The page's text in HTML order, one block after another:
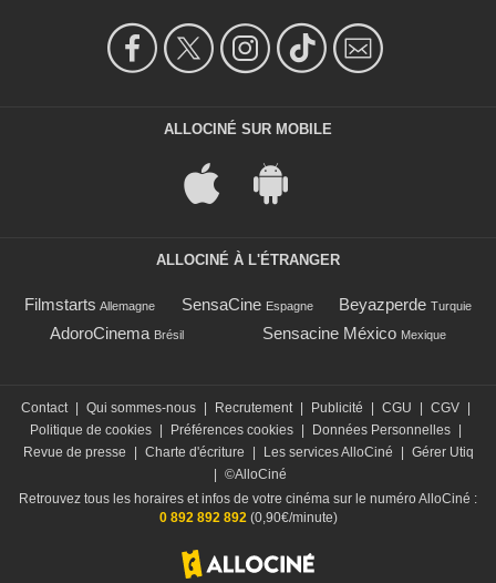
ALLOCINÉ SUR MOBILE
ALLOCINÉ À L'ÉTRANGER
Filmstarts Allemagne SensaCine Espagne Beyazperde Turquie
AdoroCinema Brésil Sensacine México Mexique
Contact Qui sommes-nous Recrutement Publicité CGU CGV
Politique de cookies
Préférences cookies Données Personnelles
Revue de presse
Charte d'écriture Les services AlloCiné
Gérer Utiq
©AlloCiné
Retrouvez tous les horaires et infos de votre cinéma sur le numéro AlloCiné :
0 892 892 892(0,90€/minute)